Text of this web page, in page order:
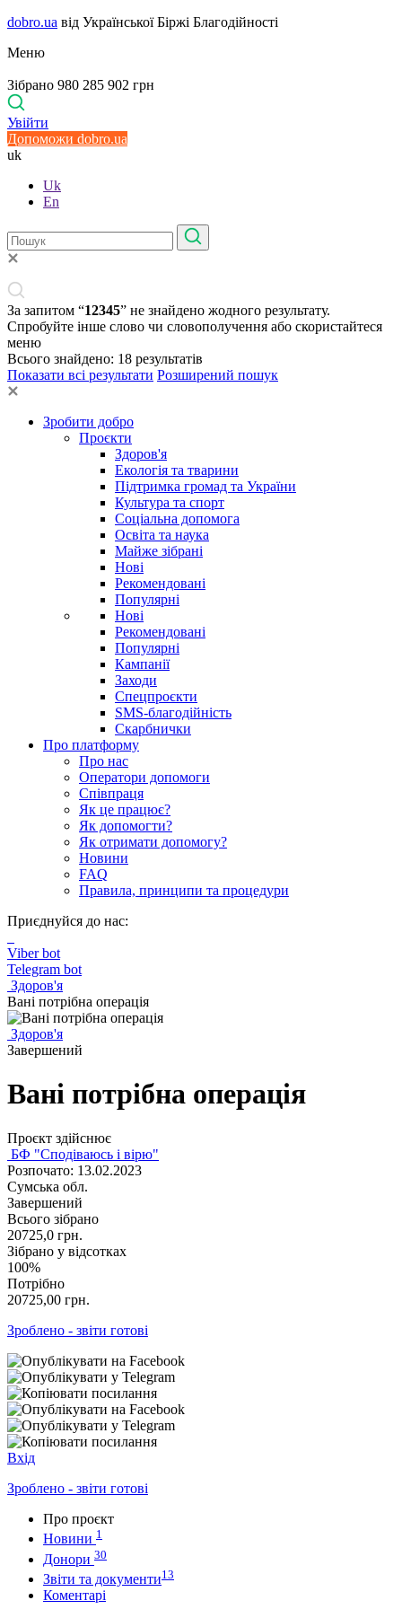
dobro.ua від Української Біржі Благодійності
Меню
Зібрано 980 285 902 грн
Увійти
Допоможи dobro.ua
uk
Uk
En
За запитом “12345” не знайдено жодного результату.
Спробуйте інше слово чи словополучення або скористайтеся
меню
Всього знайдено: 18 результатів
Показати всі результати Розширений пошук
Зробити добро
Проєкти
Здоров'я
Екологія та тварини
Підтримка громад та України
Культура та спорт
Соціальна допомога
Освіта та наука
Майже зібрані
Нові
Рекомендовані
Популярні
Нові
Рекомендовані
Популярні
Кампанії
Заходи
Спецпроєкти
SMS-благодійність
Скарбнички
Про платформу
Про нас
Оператори допомоги
Співпраця
Як це працює?
Як допомогти?
Як отримати допомогу?
Новини
FAQ
Правила, принципи та процедури
Приєднуйся до нас:
Viber bot
Telegram bot
Здоров'я
Вані потрібна операція
Здоров'я
Завершений
Вані потрібна операція
Проєкт здійснює
БФ "Сподіваюсь і вірю"
Розпочато: 13.02.2023
Сумська обл.
Завершений
Всього зібрано
20725,0 грн.
Зібрано у відсотках
100%
Потрібно
20725,00 грн.
Зроблено - звіти готові
Вхід
Зроблено - звіти готові
Про проєкт
Новини 1
Донори 30
Звіти та документи13
Коментарі